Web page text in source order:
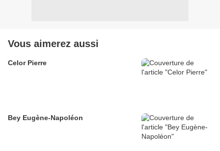
Vous aimerez aussi
Celor Pierre
Bey Eugène-Napoléon